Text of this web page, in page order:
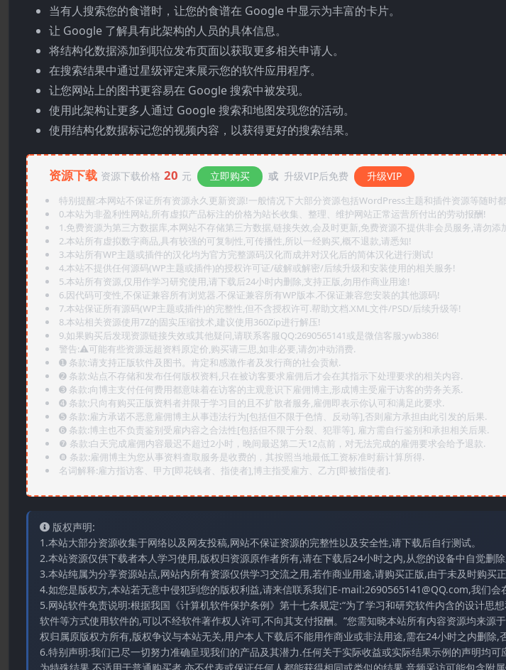
当有人搜索您的食谱时，让您的食谱在 Google 中显示为丰富的卡片。
让 Google 了解具有此架构的人员的具体信息。
将结构化数据添加到职位发布页面以获取更多相关申请人。
在搜索结果中通过星级评定来展示您的软件应用程序。
让您网站上的图书更容易在 Google 搜索中被发现。
使用此架构让更多人通过 Google 搜索和地图发现您的活动。
使用结构化数据标记您的视频内容，以获得更好的搜索结果。
资源下载 资源下载价格 20 元 立即购买 或 升级VIP后免费 升级VIP
特别提醒:本网站不保证所有资源永久更新资源!一般情况下大部分资源包括WordPress主题和插件资源等随时
0.本站为非盈利性网站,所有虚拟产品标注的价格为站长收集、整理、维护网站正常运营所付出的劳动报酬!
1.免费资源为第三方数据库,本网站不存储第三方数据,链接失效,会及时更新,免费资源不提供非会员服务,请勿添
2.本站所有虚拟数字商品,具有较强的可复制性,可传播性,所以一经购买,概不退款,请悉知!
3.本站所有WP主题或插件的汉化均为官方完整源码汉化而成并对汉化后的简体汉化进行测试!
4.本站不提供任何源码(WP主题或插件)的授权许可证/破解或解密/后续升级和安装使用的相关服务!
5.本站所有资源,仅用作学习研究使用,请下载后24小时内删除,支持正版,勿用作商业用途!
6.因代码可变性,不保证兼容所有浏览器.不保证兼容所有WP版本.不保证兼容您安装的其他源码!
7.本站保证所有源码(WP主题或插件)的完整性,但不含授权许可.帮助文档.XML文件/PSD/后续升级等!
8.本站相关资源使用7Z的固实压缩技术,建议使用360Zip进行解压!
9.如果购买后发现资源链接失效或其他疑问,请联系客服QQ:2690565141或是微信客服:ywb386!
警告:⚠️可能有些资源远超资料原定价,购买请三思,如非必要,请勿冲动消费.
➊️ 条款:请支持正版软件及图书。肯定和感激作者及发行商的社会贡献.
➋️ 条款:站点不存储和发布任何版权资料,只在被访客要求雇佣后才会在其指示下处理要求的相关内容.
➌️ 条款:向博主支付任何费用都意味着在访客的主观意识下雇佣博主,形成博主受雇于访客的劳务关系.
➍️ 条款:只向有购买正版资料者并限于学习目的且不扩散者服务,雇佣即表示你认可和满足此要求.
➎ 条款:雇方承诺不恶意雇佣博主从事违法行为[包括但不限于色情、反动等],否则雇方承担由此引发的后果.
➏️ 条款:博主也不负责鉴别受雇内容之合法性[包括但不限于分裂、犯罪等], 雇方需自行鉴别和承担相关后果.
❼ 条款:白天完成雇佣内容最迟不超过2小时，晚间最迟第二天12点前，对无法完成的雇佣要求会给予退款.
❽ 条款:雇佣博主为您从事资料查取服务是收费的，其按照当地最低工资标准时薪计算所得.
名词解释:雇方指访客、甲方[即花钱者、指使者],博主指受雇方、乙方[即被指使者].
版权声明:
1.本站大部分资源收集于网络以及网友投稿,网站不保证资源的完整性以及安全性,请下载后自行测试。
2.本站资源仅供下载者本人学习使用,版权归资源原作者所有,请在下载后24小时之内,从您的设备中自觉删除
3.本站纯属为分享资源站点,网站内所有资源仅供学习交流之用,若作商业用途,请购买正版,由于未及时购买
4.如您是版权方,本站若无意中侵犯到您的版权利益,请来信联系我们E-mail:2690565141@QQ.com,我们会
5.网站软件免责说明:根据我国《计算机软件保护条例》第十七条规定:“为了学习和研究软件内含的设计思
软件等方式使用软件的,可以不经软件著作权人许可,不向其支付报酬。”您需知晓本站所有内容资源均来源
权归属原版权方所有,版权争议与本站无关,用户本人下载后不能用作商业或非法用途,需在24小时之内删除,
6.特别声明:我们已尽一切努力准确呈现我们的产品及其潜力.任何关于实际收益或实际结果示例的声明均